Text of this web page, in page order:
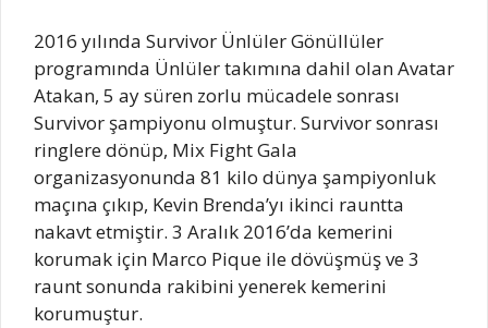
2016 yılında Survivor Ünlüler Gönüllüler
programında Ünlüler takımına dahil olan Avatar
Atakan, 5 ay süren zorlu mücadele sonrası
Survivor şampiyonu olmuştur. Survivor sonrası
ringlere dönüp, Mix Fight Gala
organizasyonunda 81 kilo dünya şampiyonluk
maçına çıkıp, Kevin Brenda’yı ikinci rauntta
nakavt etmiştir. 3 Aralık 2016’da kemerini
korumak için Marco Pique ile dövüşmüş ve 3
raunt sonunda rakibini yenerek kemerini
korumuştur.